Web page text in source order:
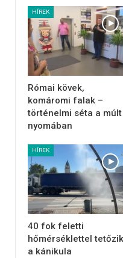
HÍREK
Római kövek,
komáromi falak –
történelmi séta a múlt
nyomában
HÍREK
40 fok feletti
hőmérséklettel tetőzik
a kánikula